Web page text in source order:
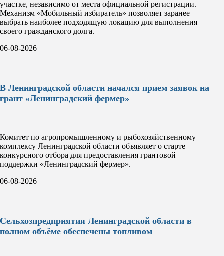
участке, независимо от места официальной регистрации.
Механизм «Мобильный избиратель» позволяет заранее
выбрать наиболее подходящую локацию для выполнения
своего гражданского долга.
06-08-2026
В Ленинградской области начался прием заявок на
грант «Ленинградский фермер»
Комитет по агропромышленному и рыбохозяйственному
комплексу Ленинградской области объявляет о старте
конкурсного отбора для предоставления грантовой
поддержки «Ленинградский фермер».
06-08-2026
Сельхозпредприятия Ленинградской области в
полном объёме обеспечены топливом